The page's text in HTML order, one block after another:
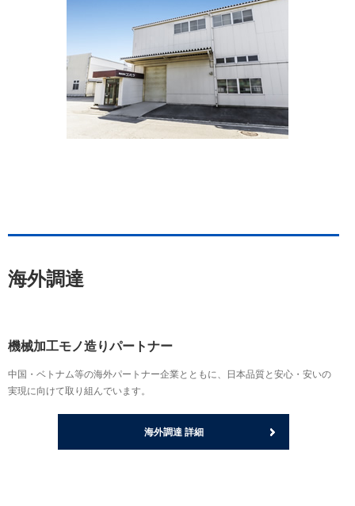
海外調達
機械加工モノ造りパートナー
中国・ベトナム等の海外パートナー企業とともに、日本品質と安心・安いの
実現に向けて取り組んでいます。
海外調達 詳細